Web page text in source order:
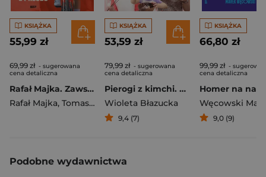
KSIĄŻKA
55,99 zł
69,99 zł - sugerowana
cena detaliczna
Rafał Majka. Zawsze z przodu. Rozmawia Tomasz Kalemba - książka z autografem
Rafał Majka, Tomasz Kalemba
KSIĄŻKA
53,59 zł
79,99 zł - sugerowana
cena detaliczna
Pierogi z kimchi. Moje ulubione azjatyckie przepisy
Wioleta Błazucka
9,4 (7)
KSIĄŻKA
66,80 zł
99,99 zł -
cena detaliczna
Węcowski
9,0 (9)
Podobne wydawnictwa